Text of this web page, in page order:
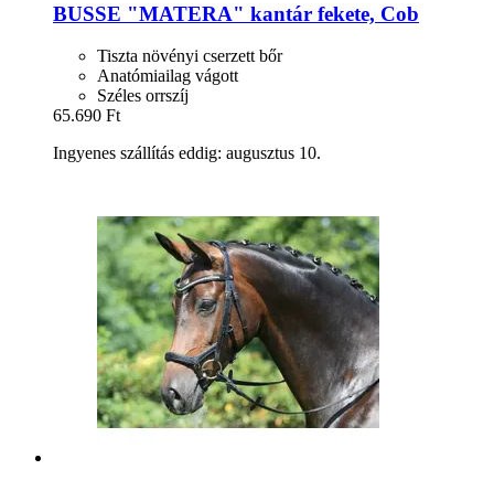
BUSSE "MATERA" kantár fekete, Cob
Tiszta növényi cserzett bőr
Anatómiailag vágott
Széles orrszíj
65.690 Ft
Ingyenes szállítás eddig: augusztus 10.